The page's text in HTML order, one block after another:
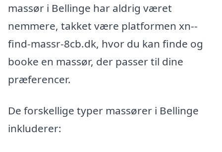
massør i Bellinge har aldrig været
nemmere, takket være platformen xn--
find-massr-8cb.dk, hvor du kan finde og
booke en massør, der passer til dine
præferencer.
De forskellige typer massører i Bellinge
inkluderer: